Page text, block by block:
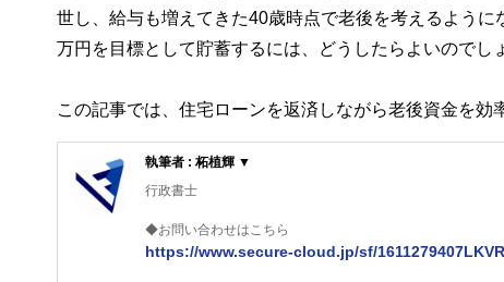
世し、給与も増えてきた40歳時点で老後を考えるよう
万円を目標として貯蓄するには、どうしたらよいのでし
この記事では、住宅ローンを返済しながら老後資金を効
執筆者 : 柘植輝 ▼
行政書士
◆お問い合わせはこちら
https://www.secure-cloud.jp/sf/